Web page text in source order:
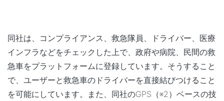
同社は、コンプライアンス、救急隊員、ドライバー、医療
インフラなどをチェックした上で、政府や病院、民間の救
急車をプラットフォームに登録しています。そうすること
で、ユーザーと救急車のドライバーを直接結びつけること
を可能にしています。また、同社のGPS（※2）ベースの技